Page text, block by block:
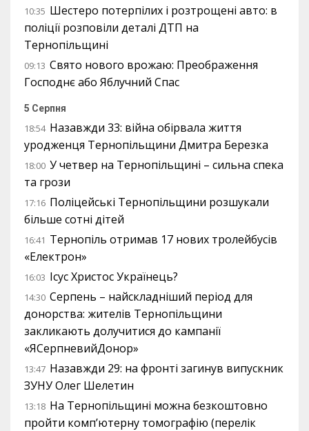
10:35 Шестеро потерпілих і розтрощені авто: в
поліції розповіли деталі ДТП на
Тернопільщині
09:13 Свято нового врожаю: Преображення
Господнє або Яблучний Спас
5 Серпня
18:54 Назавжди 33: війна обірвала життя
уродженця Тернопільщини Дмитра Березка
18:00 У четвер на Тернопільщині – сильна спека
та грози
17:16 Поліцейські Тернопільщини розшукали
більше сотні дітей
16:41 Тернопіль отримав 17 нових тролейбусів
«Електрон»
16:03 Ісус Христос Українець?
14:30 Серпень – найскладніший період для
донорства: жителів Тернопільщини
закликають долучитися до кампанії
«ЯСерпневийДонор»
13:47 Назавжди 29: на фронті загинув випускник
ЗУНУ Олег Шелетин
13:18 На Тернопільщині можна безкоштовно
пройти комп’ютерну томографію (перелік